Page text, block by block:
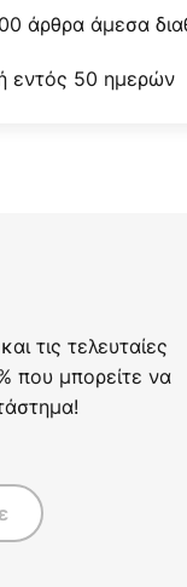
άρθρα άμεσα
εντός 50 ημερών
τις τελευταίες
που μπορείτε να